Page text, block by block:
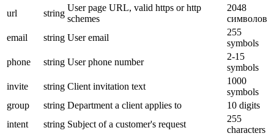
url
string
User page URL, valid https or http
schemes
2048
символов
email
string User email
255
symbols
phone
string User phone number
2-15
symbols
invite
string Client invitation text
1000
symbols
group
string Department a client applies to
10 digits
intent
string Subject of a customer's request
255
characters